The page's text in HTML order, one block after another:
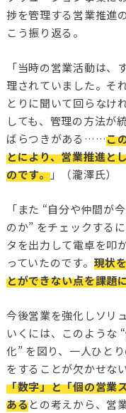
捗を管理する営業推進
こう振り返る。
「当時の営業活動は
理されていました。そ
とりに聞いて回らなけ
しても、管理の方法が
ばらつきがある……こ
とにより、営業推進と
のです。」（瀧澤氏）
「また “自分や仲間が
のか” をチェックする
タを出力して電卓を叩
っていたのです。 現状
とができない点を課題
今後営業を強化しソリ
いくには、このような
化” を図り、一人ひと
をすることが欠かせな
「数字」と「個の営業
あるとの考えから、営